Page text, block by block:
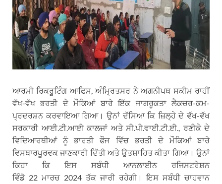
ਆਰਮੀ ਰਿਕਰੂਟਿੰਗ ਆਫਿਸ, ਅੰਮ੍ਰਿਤਸਰ ਨੇ ਅਗਨੀਪਥ ਸਕੀਮ ਰਾਹੀਂ
ਵੱਖ-ਵੱਖ ਭਰਤੀ ਦੇ ਮੌਕਿਆਂ ਬਾਰੇ ਇੱਕ ਜਾਗਰੂਕਤਾ ਲੈਕਚਰ-ਕਮ-
ਪ੍ਰਦਰਸ਼ਨ ਕਰਵਾਇਆ ਗਿਆ। ਉਨਾਂ ਦੱਸਿਆ ਕਿ ਜ਼ਿਲ੍ਹੇ ਦੇ ਵੱਖ-ਵੱਖ
ਸਰਕਾਰੀ ਆਈ.ਟੀ.ਆਈ ਕਾਲਜਾਂ ਅਤੇ ਸੀ.ਪੀ.ਵਾਈ.ਟੀ.ਈ., ਰਣੀਕੇ ਦੇ
ਵਿਦਿਆਰਥੀਆਂ ਨੂੰ ਭਾਰਤੀ ਫੌਜ ਵਿੱਚ ਭਰਤੀ ਦੇ ਮੌਕਿਆਂ ਬਾਰੇ
ਵਿਸਥਾਰਪੂਰਵਕ ਜਾਣਕਾਰੀ ਦਿੱਤੀ ਅਤੇ ਉਤਸ਼ਾਹਿਤ ਕੀਤਾ ਗਿਆ। ਉਨਾਂ
ਕਿਹਾ ਕਿ ਇਸ ਸਬੰਧੀ ਆਨਲਾਈਨ ਰਜਿਸਟਰੇਸ਼ਨ
ਵਿੰਡੋ 22 ਮਾਰਚ 2024 ਤੱਕ ਜਾਰੀ ਰਹੇਗੀ। ਇਸ ਸਬੰਧੀ ਚਾਹਵਾਨ